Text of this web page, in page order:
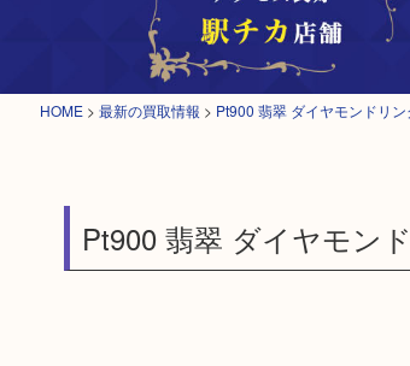
HOME > 最新の買取情報 > Pt900 翡翠 ダイヤモンドリ
Pt900 翡翠 ダイヤモン